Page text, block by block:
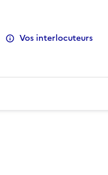
Vos interlocuteurs